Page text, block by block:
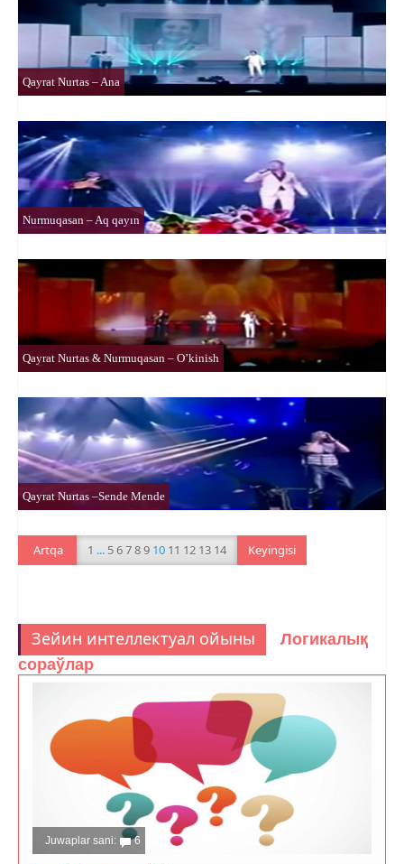
Qayrat Nurtas – Ana
Nurmuqasan – Aq qayın
Qayrat Nurtas & Nurmuqasan – O’kinish
Qayrat Nurtas –Sende Mende
Artqa 1 ... 56789 10 11 12 13 14 Keyingisi
Зейин интеллектуал ойыны
Логикалық
сораўлар
Juwaplar sani: 6